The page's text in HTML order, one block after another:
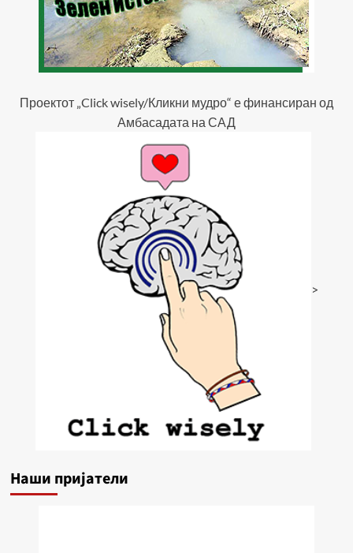
Проектот „Click wisely/Кликни мудро“ е финансиран од
Амбасадата на САД
>
Наши пријатели